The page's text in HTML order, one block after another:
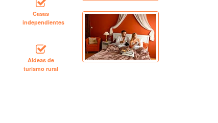
Casas
independientes
Aldeas de
turismo rural